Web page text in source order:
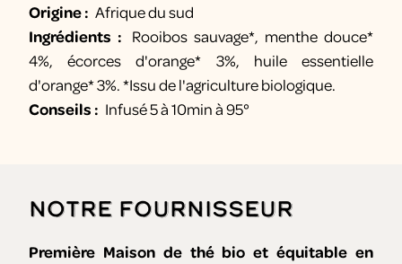
Origine : Afrique du sud
Ingrédients : Rooibos sauvage*, menthe douce*
4%, écorces d'orange* 3%, huile essentielle
d'orange* 3%. *Issu de l'agriculture biologique.
Conseils : Infusé 5 à 10min à 95°
Notre fournisseur
Première Maison de thé bio et équitable en